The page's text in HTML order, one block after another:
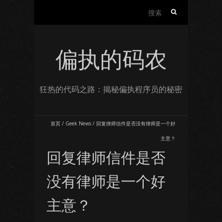
偏执的码农
狂热的代码之路：揭秘偏执程序员的秘密
首页 / Geek News / 回复律师信件是否没有律师是一个好
主意？
回复律师信件是否
没有律师是一个好
主意？